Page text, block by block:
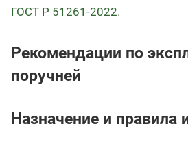
ГОСТ Р 51261-2022.
Рекомендации по
поручней
Назначение и правила